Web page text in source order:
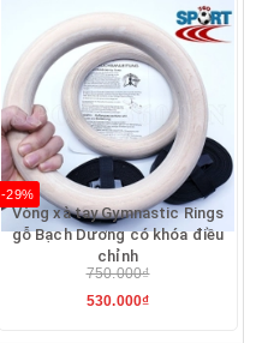
-29%
Vòng xà tay Gymnastic Rings
gỗ Bạch Dương có khóa điều
chỉnh
750.000₫
530.000₫